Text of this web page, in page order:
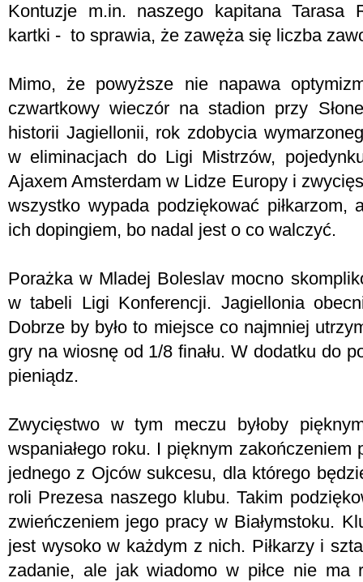
Kontuzje m.in. naszego kapitana Tarasa
kartki - to sprawia, że zawęża się liczba
Mimo, że powyższe nie napawa
czwartkowy wieczór na stadion przy
historii Jagiellonii, rok zdobycia
w eliminacjach do Ligi Mistrzów,
Ajaxem Amsterdam w Lidze Europy i
wszystko wypada podziękować piłkarzom,
ich dopingiem, bo nadal jest o co walczyć.
Porażka w Mladej Boleslav mocno
w tabeli Ligi Konferencji. Jagiellonia
Dobrze by było to miejsce co najmniej
gry na wiosnę od 1/8 finału. W dodatku do
pieniądz.
Zwycięstwo w tym meczu byłoby
wspaniałego roku. I pięknym
jednego z Ojców sukcesu, dla którego
roli Prezesa naszego klubu. Takim
zwieńczeniem jego pracy w Białymstoku.
jest wysoko w każdym z nich. Piłkarzy i
zadanie, ale jak wiadomo w piłce nie ma